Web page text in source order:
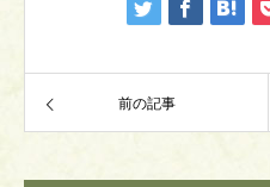
前の記事